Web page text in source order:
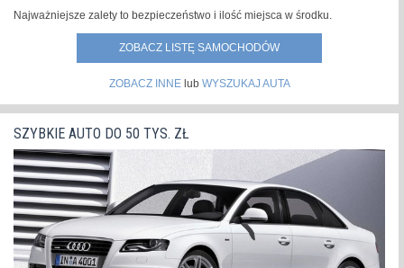
Najważniejsze zalety to bezpieczeństwo i ilość miejsca w środku.
ZOBACZ LISTĘ SAMOCHODÓW
ZOBACZ INNElub WYSZUKAJ AUTA
SZYBKIE AUTO DO 50 TYS. ZŁ